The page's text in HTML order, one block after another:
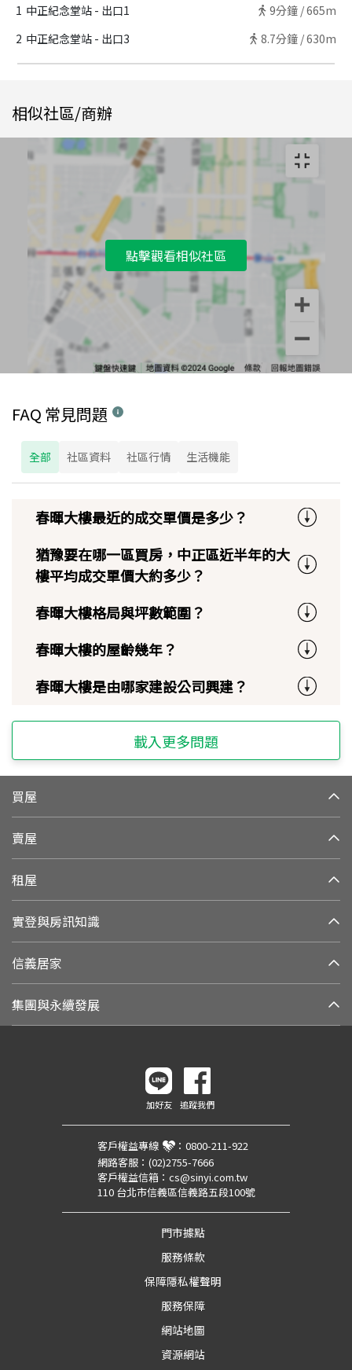
1 中正紀念堂站 - 出口1 9分鐘 /665m
2 中正紀念堂站 - 出口3 8.7分鐘 /630m
相似社區/商辦
點擊觀看相似社區
FAQ 常見問題
全部 社區資料 社區行情 生活機能
春暉大樓最近的成交單價是多少？
猶豫要在哪一區買房，中正區近半年的大
樓平均成交單價大約多少？
春暉大樓格局與坪數範圍？
春暉大樓的屋齡幾年？
春暉大樓是由哪家建設公司興建？
載入更多問題
買屋
賣屋
租屋
實登與房訊知識
信義居家
集團與永續發展
加好友 追蹤我們
客戶權益專線 ： 0800-211-922
網路客服： (02)2755-7666
客戶權益信箱： cs@sinyi.com.tw
110 台北市信義區信義路五段100號
門市據點
服務條款
保障隱私權聲明
服務保障
網站地圖
資源網站